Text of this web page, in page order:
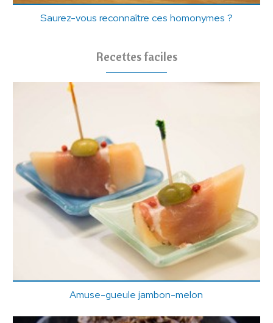
Saurez-vous reconnaître ces homonymes ?
Recettes faciles
Amuse-gueule jambon-melon